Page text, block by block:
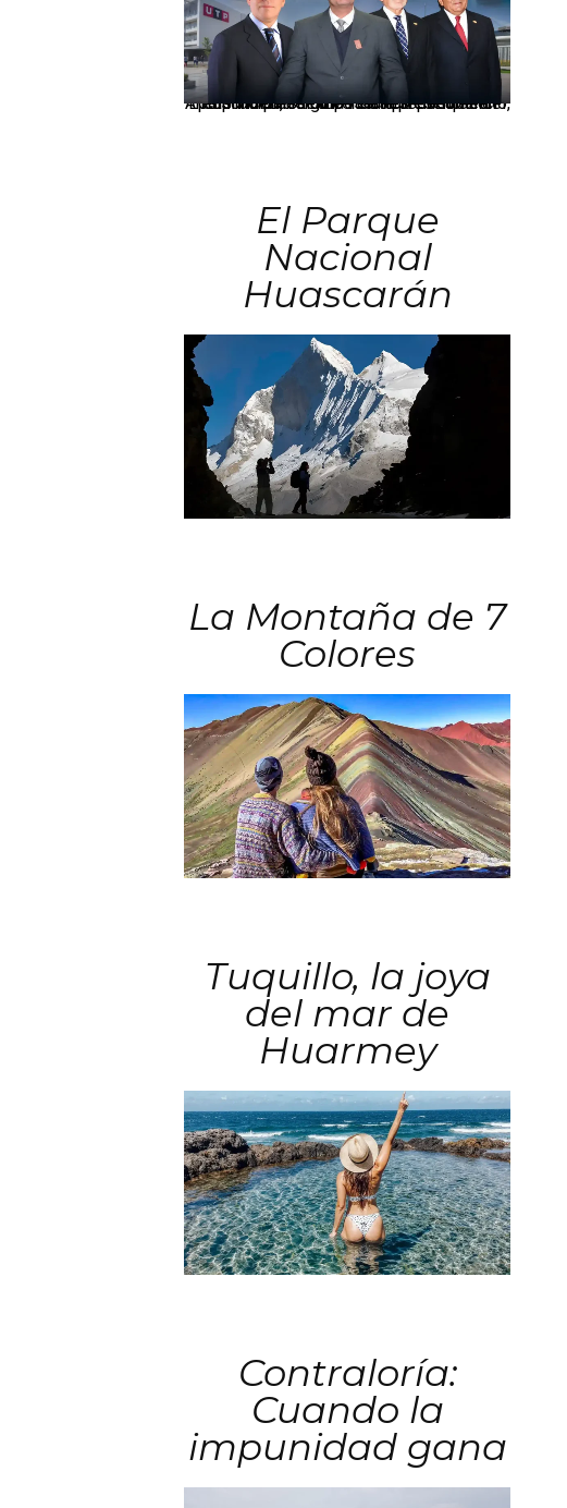
Los principales grupos empresariales del país mantienen una fuerte presencia en Áncash mediante inversiones en comercio, educación, salud e industria pesquera.
El Parque
Nacional
Huascarán
La Montaña de 7
Colores
Tuquillo, la joya
del mar de
Huarmey
Contraloría:
Cuando la
impunidad gana